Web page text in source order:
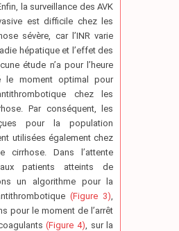
la surveillance des AVK
est difficile chez les
sévère, car l’INR varie
hépatique et l’effet des
étude n’a pour l’heure
le moment optimal pour
chez les
Par conséquent, les
pour la population
utilisées également chez
cirrhose. Dans l’attente
patients atteints de
un algorithme pour la
(Figure 3)
pour le moment de l’arrêt
(Figure 4) , sur la